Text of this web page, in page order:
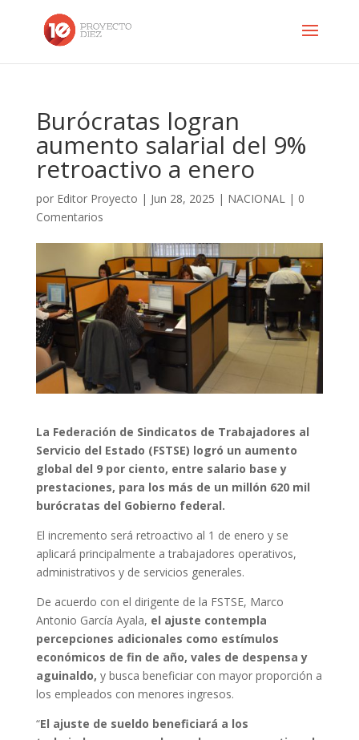
Burócratas logran
aumento salarial del 9%
retroactivo a enero
por Editor Proyecto | Jun 28, 2025 | NACIONAL| 0
Comentarios
La Federación de Sindicatos de Trabajadores al
Servicio del Estado (FSTSE) logró un aumento
global del 9 por ciento, entre salario base y
prestaciones, para los más de un millón 620 mil
burócratas del Gobierno federal.
El incremento será retroactivo al 1 de enero y se
aplicará principalmente a trabajadores operativos,
administrativos y de servicios generales.
De acuerdo con el dirigente de la FSTSE, Marco
Antonio García Ayala, el ajuste contempla
percepciones adicionales como estímulos
económicos de fin de año, vales de despensa y
aguinaldo, y busca beneficiar con mayor proporción a
los empleados con menores ingresos.
“El ajuste de sueldo beneficiará a los